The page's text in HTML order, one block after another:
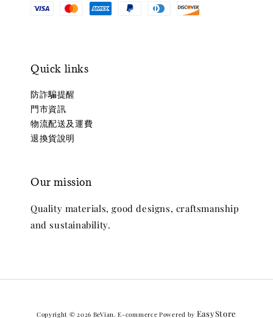
Quick links
防詐騙提醒
門市資訊
物流配送及運費
退換貨說明
Our mission
Quality materials, good designs, craftsmanship
and sustainability.
Copyright © 2026 BeVian. E-commerce Powered by EasyStore